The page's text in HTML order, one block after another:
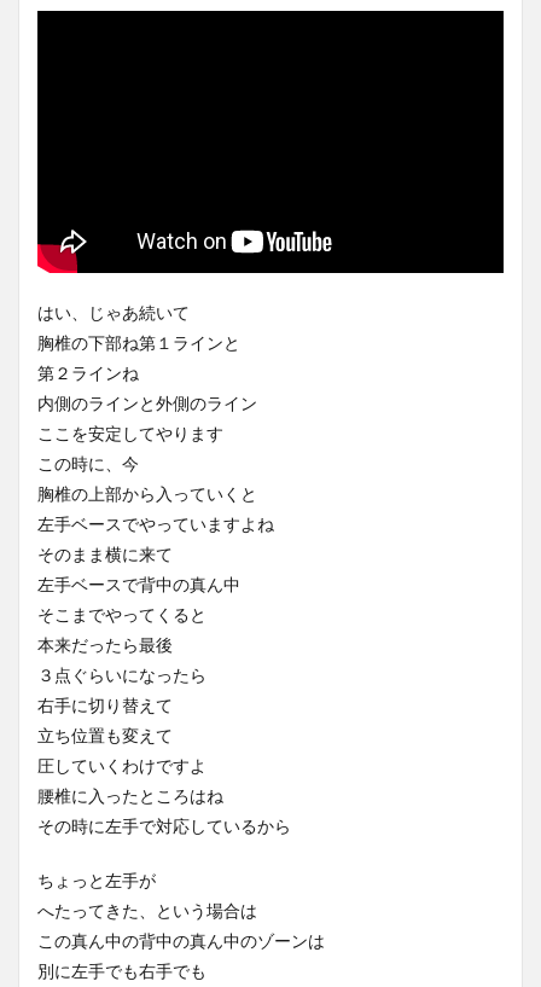
はい、じゃあ続いて
胸椎の下部ね第１ラインと
第２ラインね
内側のラインと外側のライン
ここを安定してやります
この時に、今
胸椎の上部から入っていくと
左手ベースでやっていますよね
そのまま横に来て
左手ベースで背中の真ん中
そこまでやってくると
本来だったら最後
３点ぐらいになったら
右手に切り替えて
立ち位置も変えて
圧していくわけですよ
腰椎に入ったところはね
その時に左手で対応しているから
ちょっと左手が
へたってきた、という場合は
この真ん中の背中の真ん中のゾーンは
別に左手でも右手でも